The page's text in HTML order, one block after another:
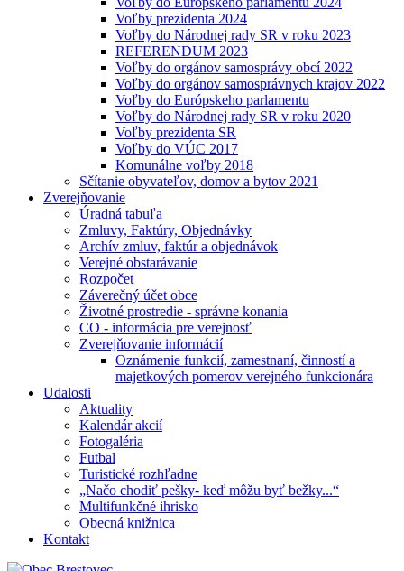
Voľby prezidenta 2024
Voľby do Národnej rady SR v roku 2023
REFERENDUM 2023
Voľby do orgánov samosprávy obcí 2022
Voľby do orgánov samosprávnych krajov 2022
Voľby do Európskeho parlamentu
Voľby do Národnej rady SR v roku 2020
Voľby prezidenta SR
Voľby do VÚC 2017
Komunálne voľby 2018
Sčítanie obyvateľov, domov a bytov 2021
Zverejňovanie
Úradná tabuľa
Zmluvy, Faktúry, Objednávky
Archív zmluv, faktúr a objednávok
Verejné obstarávanie
Rozpočet
Záverečný účet obce
Životné prostredie - správne konania
CO - informácia pre verejnosť
Zverejňovanie informácií
Oznámenie funkcií, zamestnaní, činností a
majetkových pomerov verejného funkcionára
Udalosti
Aktuality
Kalendár akcií
Fotogaléria
Futbal
Turistické rozhľadne
„Načo chodiť pešky- keď môžu byť bežky...“
Multifunkčné ihrisko
Obecná knižnica
Kontakt